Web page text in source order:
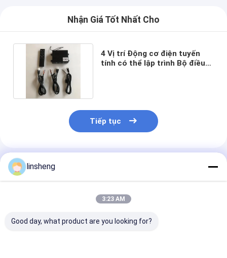
Nhận Giá Tốt Nhất Cho
4 Vị trí Động cơ điện tuyến
tính có thể lập trình Bộ điều
Tiếp tục
Sản Phẩm Khuyến Cáo
linsheng
3:23 AM
Good day, what product are you looking for?